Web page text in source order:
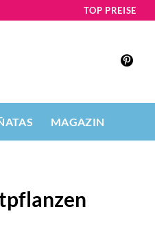
TOP PREISE
MAGAZIN